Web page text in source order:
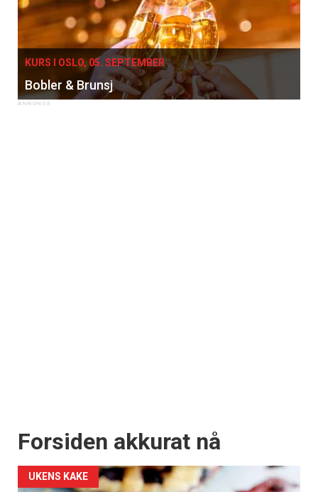
KURS I OSLO, 05. SEPTEMBER
Bobler & Brunsj
Forsiden akkurat nå
UKENS KAKE